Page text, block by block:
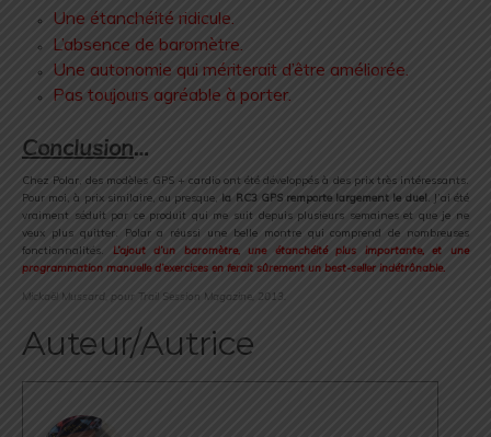
Une étanchéité ridicule.
L’absence de baromètre.
Une autonomie qui mériterait d’être améliorée.
Pas toujours agréable à porter.
Conclusion…
Chez Polar, des modèles GPS + cardio ont été développés à des prix très intéressants.
Pour moi, à prix similaire, ou presque, la RC3 GPS remporte largement le duel . J’ai été
vraiment séduit par ce produit qui me suit depuis plusieurs semaines et que je ne
veux plus quitter. Polar a réussi une belle montre qui comprend de nombreuses
fonctionnalités. L’ajout d’un baromètre, une étanchéité plus importante, et une
programmation manuelle d’exercices en ferait sûrement un best-seller indétrônable.
Mickaël Mussard, pour Trail Session Magazine, 2013.
Auteur/Autrice